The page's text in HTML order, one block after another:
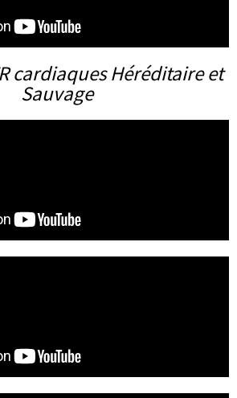
cardiaques Héréditaire et
Sauvage